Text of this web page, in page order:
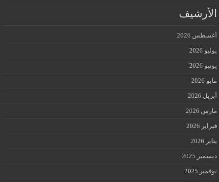
الأرشيف
أغسطس 2026
يوليو 2026
يونيو 2026
مايو 2026
أبريل 2026
مارس 2026
فبراير 2026
يناير 2026
ديسمبر 2025
نوفمبر 2025